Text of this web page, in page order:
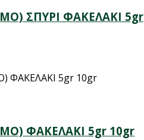
ΣΠΥΡΙ ΦΑΚΕΛΑΚΙ 5gr
ΦΑΚΕΛΑΚΙ 5gr 10gr